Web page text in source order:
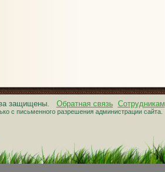
защищены. Обратная связь Сотрудникам
с письменного разрешения администрации сайта.